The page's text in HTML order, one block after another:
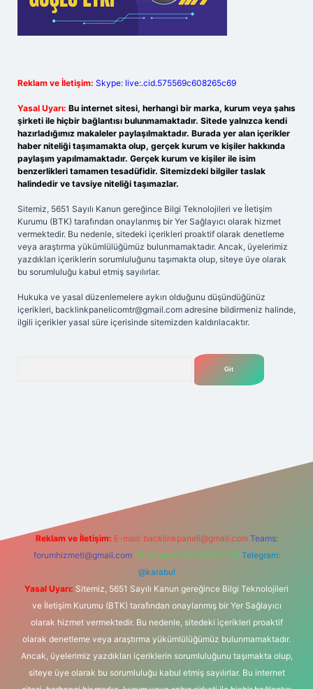
Reklam ve İletişim: Skype: live:.cid.575569c608265c69
Yasal Uyarı: Bu internet sitesi, herhangi bir marka, kurum veya şahıs
şirketi ile hiçbir bağlantısı bulunmamaktadır. Sitede yalnızca kendi
hazırladığımız makaleler paylaşılmaktadır. Burada yer alan içerikler
haber niteliği taşımamakta olup, gerçek kurum ve kişiler hakkında
paylaşım yapılmamaktadır. Gerçek kurum ve kişiler ile isim
benzerlikleri tamamen tesadüfidir. Sitemizdeki bilgiler taslak
halindedir ve tavsiye niteliği taşımazlar.
Sitemiz, 5651 Sayılı Kanun gereğince Bilgi Teknolojileri ve İletişim
Kurumu (BTK) tarafından onaylanmış bir Yer Sağlayıcı olarak hizmet
vermektedir. Bu nedenle, sitedeki içerikleri proaktif olarak denetleme
veya araştırma yükümlülüğümüz bulunmamaktadır. Ancak, üyelerimiz
yazdıkları içeriklerin sorumluluğunu taşımakta olup, siteye üye olarak
bu sorumluluğu kabul etmiş sayılırlar.
Hukuka ve yasal düzenlemelere aykırı olduğunu düşündüğünüz
içerikleri, backlinkpanelicomtr@gmail.com adresine bildirmeniz halinde,
ilgili içerikler yasal süre içerisinde sitemizden kaldırılacaktır.
Reklam ve İletişim: E-mail: backlinkpaneli@gmail.com Teams:
forumhizmeti@gmail.com Whatsapp: 0262 606 0 726 Telegram:
@karabul
Yasal Uyarı: Sitemiz, 5651 Sayılı Kanun gereğince Bilgi Teknolojileri
ve İletişim Kurumu (BTK) tarafından onaylanmış bir Yer Sağlayıcı
olarak hizmet vermektedir. Bu nedenle, sitedeki içerikleri proaktif
olarak denetleme veya araştırma yükümlülüğümüz bulunmamaktadır.
Ancak, üyelerimiz yazdıkları içeriklerin sorumluluğunu taşımakta olup,
siteye üye olarak bu sorumluluğu kabul etmiş sayılırlar. Bu internet